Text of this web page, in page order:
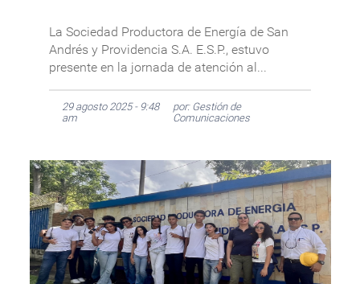
La Sociedad Productora de Energía de San
Andrés y Providencia S.A. E.S.P., estuvo
presente en la jornada de atención al...
29 agosto 2025 - 9:48
am
por: Gestión de
Comunicaciones